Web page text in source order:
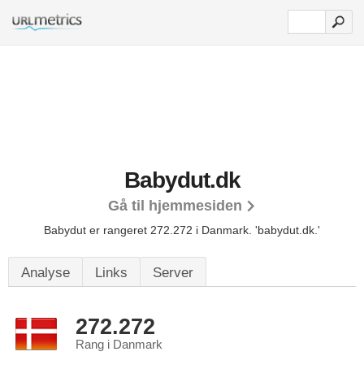
Babydut.dk
Gå til hjemmesiden
Babydut er rangeret 272.272 i Danmark. 'babydut.dk.'
Analyse Links Server
272.272
Rang i Danmark